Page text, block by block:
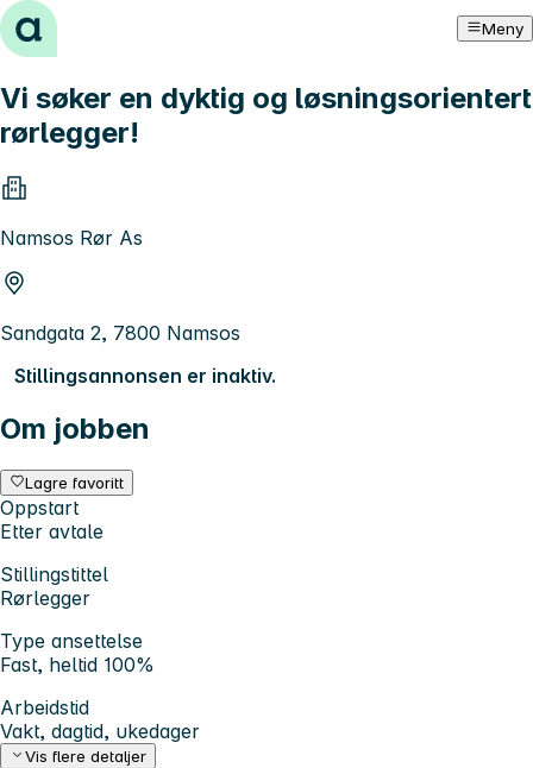
Hopp til innhold Meny
Vi søker en dyktig og løsningsorientert
rørlegger!
Namsos Rør As
Sandgata 2, 7800 Namsos
Stillingsannonsen er inaktiv.
Om jobben
Lagre favoritt
Oppstart
Etter avtale
Stillingstittel
Rørlegger
Type ansettelse
Fast, heltid 100%
Arbeidstid
Vakt, dagtid, ukedager
Vis flere detaljer